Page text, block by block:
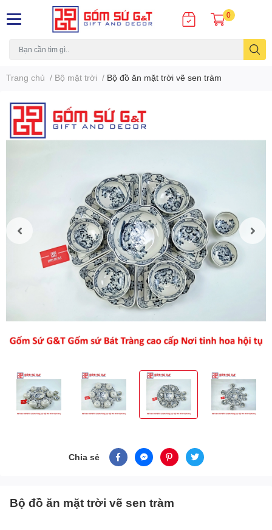
0
Trang chủ / Bộ mặt trời / Bộ đồ ăn mặt trời vẽ sen tràm
Chia sẻ
Bộ đồ ăn mặt trời vẽ sen tràm